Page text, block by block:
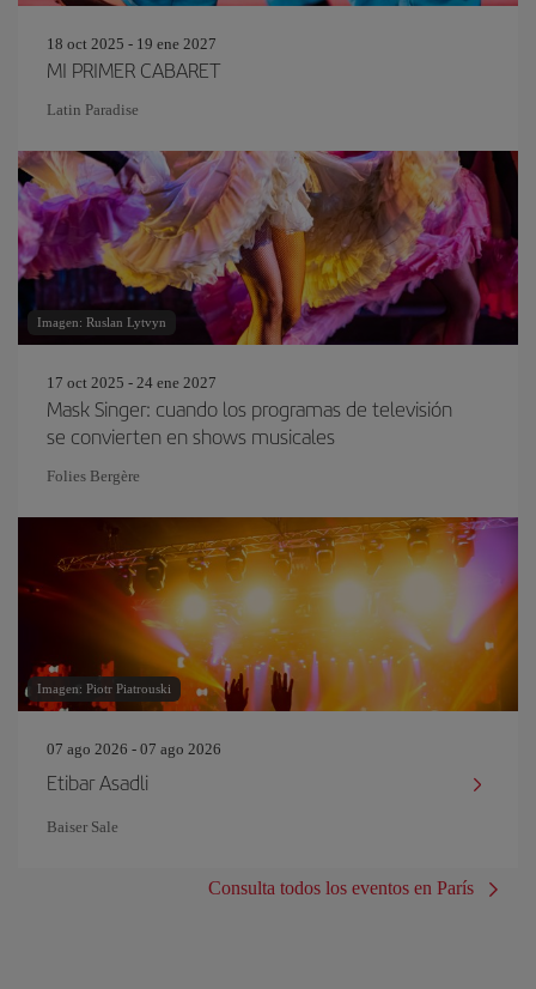
18 oct 2025 - 19 ene 2027
MI PRIMER CABARET
Latin Paradise
Imagen: Ruslan Lytvyn
17 oct 2025 - 24 ene 2027
Mask Singer: cuando los programas de televisión
se convierten en shows musicales
Folies Bergère
Imagen: Piotr Piatrouski
07 ago 2026 - 07 ago 2026
Etibar Asadli
Baiser Sale
Consulta todos los eventos en París